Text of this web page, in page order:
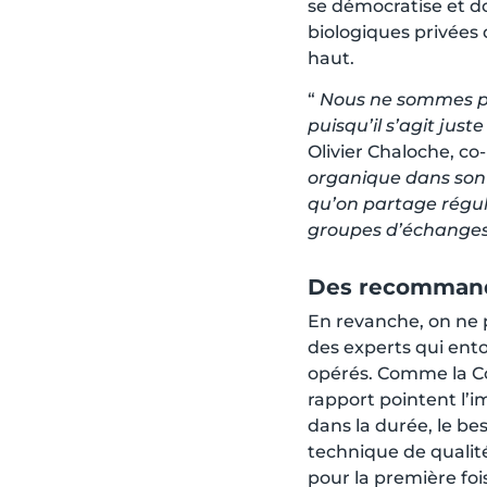
se démocratise et
biologiques privées
haut.
“ Nous ne sommes
puisqu’il s’agit
Olivier Chaloche,
organique dans
qu’on partage
groupes
Des
En revanche, on
des experts qui
opérés. Comme la
rapport pointent
dans la durée, le
technique de
pour la première